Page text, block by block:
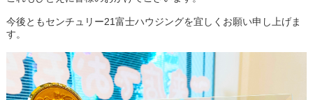
今後ともセンチュリー21富士ハウジングを宜しくお願い申し上げま
す。